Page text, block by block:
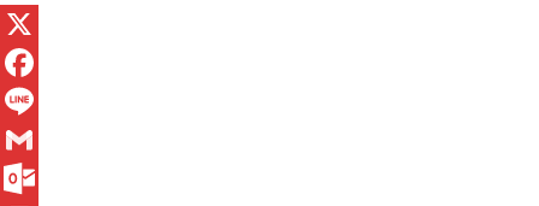
X
F
a
c
L
G